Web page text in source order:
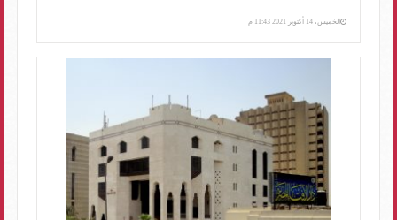
الخميس، 14 أكتوبر 2021 11:43 م